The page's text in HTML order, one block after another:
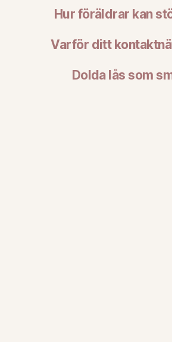
Hur föräldrar kan
Varför ditt
Dolda lås som